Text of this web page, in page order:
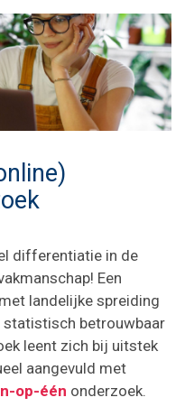
differentiatie in de
Een
met landelijke spreiding
betrouwbaar
leent zich bij uitstek
aangevuld met
op-één onderzoek.